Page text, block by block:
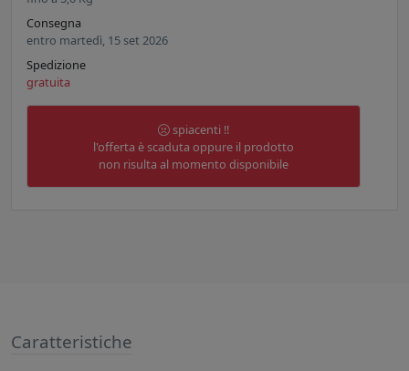
Consegna
entro martedì, 15 set 2026
Spedizione
gratuita
spiacenti !!
l'offerta è scaduta oppure il prodotto
non risulta al momento disponibile
Caratteristiche